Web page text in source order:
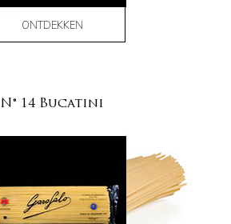
ONTDEKKEN
N° 14 Bucatini